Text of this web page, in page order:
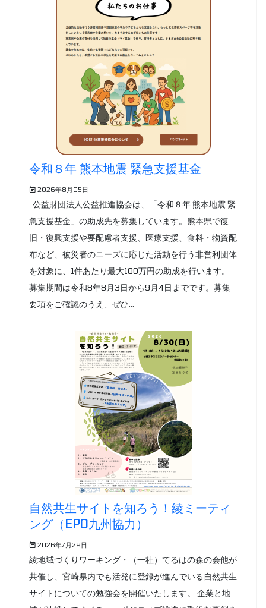
令和８年 熊本地震 緊急支援基金
2026年8月05日
公益財団法人公益推進協会は、「令和８年 熊本地震 緊
急支援基金」の助成先を募集しています。熊本県で復
旧・復興支援や要配慮者支援、医療支援、食料・物資配
布など、被災者のニーズに応じた活動を行う非営利団体
を対象に、1件あたり最大100万円の助成を行います。
募集期間は令和8年8月3日から9月4日までです。募集
要項をご確認のうえ、ぜひ...
自然共生サイトを知ろう！綾ミーティ
ング（EPO九州協力）
2026年7月29日
綾地域づくりワーキング・（一社）てるはの森の会他が
共催し、宮崎県内でも活発に登録が進んでいる自然共生
サイトについての勉強会を開催いたします。 企業と地